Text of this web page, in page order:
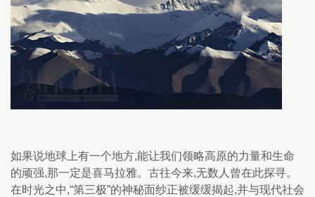
如果说地球上有一个地方,能让我们领略高原的力量和生命
的顽强,那一定是喜马拉雅。古往今来,无数人曾在此探寻。
在时光之中,“第三极”的神秘面纱正被缓缓揭起,并与现代社会